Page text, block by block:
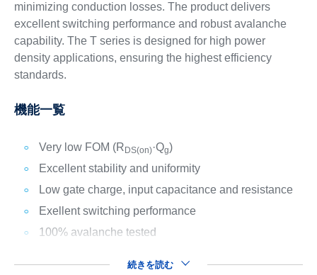
minimizing conduction losses. The product delivers
excellent switching performance and robust avalanche
capability. The T series is designed for high power
density applications, ensuring the highest efficiency
standards.
機能一覧
Very low FOM (R DS(on)·Qg)
Excellent stability and uniformity
Low gate charge, input capacitance and resistance
Exellent switching performance
100% avalanche tested
続きを読む